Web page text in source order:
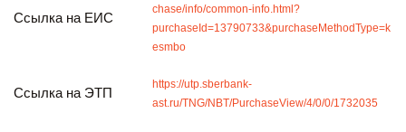
Режим работы (UTC+8)
Ссылка на ЕИС
chase/info/common-info.html?
purchaseId=13790733&purchaseMethodType=k
esmbo
Ссылка на ЭТП
https://utp.sberbank-
ast.ru/TNG/NBT/PurchaseView/4/0/0/1732035